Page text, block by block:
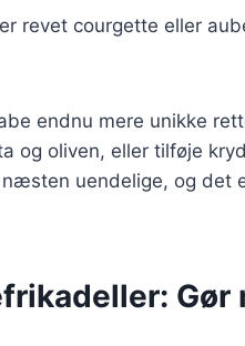
revet courgette eller
endnu mere unikke
og oliven, eller tilføje
uendelige, og det
Gør